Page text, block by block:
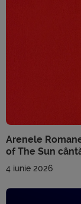
Arenele
of The Sun
4 iunie 2026